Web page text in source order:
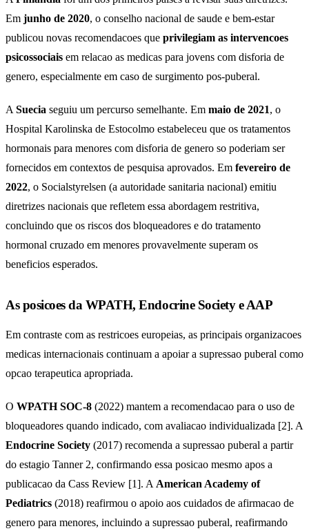
Em junho de 2020, o conselho nacional de saude e bem-estar
publicou novas recomendacoes que privilegiam as intervencoes
psicossociais em relacao as medicas para jovens com disforia de
genero, especialmente em caso de surgimento pos-puberal.
A Suecia seguiu um percurso semelhante. Em maio de 2021, o
Hospital Karolinska de Estocolmo estabeleceu que os tratamentos
hormonais para menores com disforia de genero so poderiam ser
fornecidos em contextos de pesquisa aprovados. Em fevereiro de
2022, o Socialstyrelsen (a autoridade sanitaria nacional) emitiu
diretrizes nacionais que refletem essa abordagem restritiva,
concluindo que os riscos dos bloqueadores e do tratamento
hormonal cruzado em menores provavelmente superam os
beneficios esperados.
As posicoes da WPATH, Endocrine Society e AAP
Em contraste com as restricoes europeias, as principais organizacoes
medicas internacionais continuam a apoiar a supressao puberal como
opcao terapeutica apropriada.
O WPATH SOC-8 (2022) mantem a recomendacao para o uso de
bloqueadores quando indicado, com avaliacao individualizada [2]. A
Endocrine Society (2017) recomenda a supressao puberal a partir
do estagio Tanner 2, confirmando essa posicao mesmo apos a
publicacao da Cass Review [1]. A American Academy of
Pediatrics (2018) reafirmou o apoio aos cuidados de afirmacao de
genero para menores, incluindo a supressao puberal, reafirmando